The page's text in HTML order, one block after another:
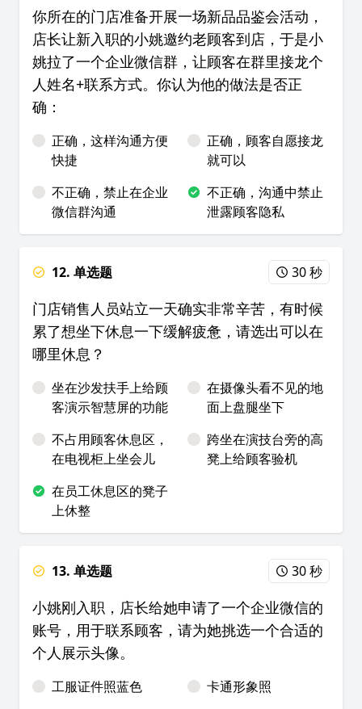
你所在的门店准备开展一场新品品鉴会活动，
店长让新入职的小姚邀约老顾客到店，于是小
姚拉了一个企业微信群，让顾客在群里接龙个
人姓名+联系方式。你认为他的做法是否正
确：
正确，这样沟通方便
快捷
正确，顾客自愿接龙
就可以
不正确，禁止在企业
微信群沟通
不正确，沟通中禁止
泄露顾客隐私
12. 单选题 30 秒
门店销售人员站立一天确实非常辛苦，有时候
累了想坐下休息一下缓解疲惫，请选出可以在
哪里休息？
坐在沙发扶手上给顾
客演示智慧屏的功能
在摄像头看不见的地
面上盘腿坐下
不占用顾客休息区，
在电视柜上坐会儿
跨坐在演技台旁的高
凳上给顾客验机
在员工休息区的凳子
上休整
13. 单选题 30 秒
小姚刚入职，店长给她申请了一个企业微信的
账号，用于联系顾客，请为她挑选一个合适的
个人展示头像。
工服证件照蓝色
卡通形象照